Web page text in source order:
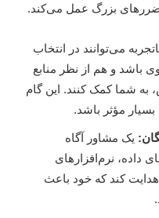
بزرگ عمل می‌کند.
می‌توانند در انتخاب
و هم از نظر منابع
کمک کنند. این گام
مؤثر باشد.
مشاور آگاه
نرم‌افزارهای
کند که خود باعث